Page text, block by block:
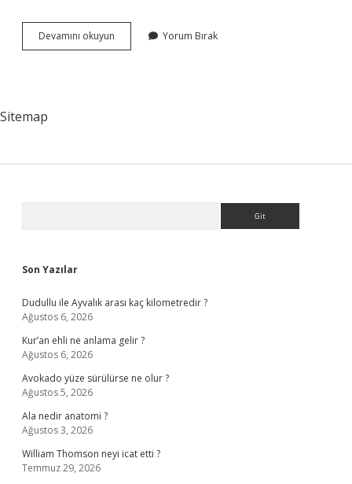
Devamını okuyun
Do
Yorum Bırak
Sitemap
Son Yazılar
Dudullu ile Ayvalık arası kaç kilometredir ?
Ağustos 6, 2026
Kur’an ehli ne anlama gelir ?
Ağustos 6, 2026
Avokado yüze sürülürse ne olur ?
Ağustos 5, 2026
Ala nedir anatomi ?
Ağustos 3, 2026
William Thomson neyi icat etti ?
Temmuz 29, 2026